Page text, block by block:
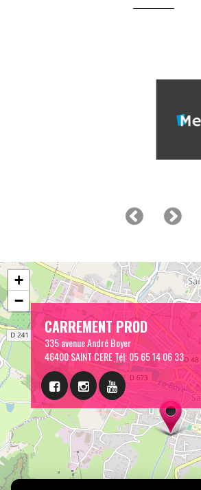
CARREMENT PROD
335 avenue André Boyer
46400 SAINT CERETél:05 65 14 06 33
+
−